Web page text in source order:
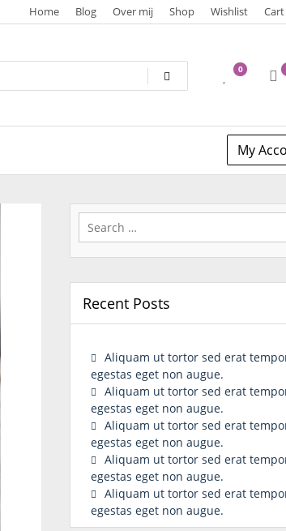
Home Blog Over mij Shop Wishlist Cart
0
My
Search
for:
Recent Posts
Aliquam ut tortor sed erat
egestas eget non augue.
Aliquam ut tortor sed erat
egestas eget non augue.
Aliquam ut tortor sed erat
egestas eget non augue.
Aliquam ut tortor sed erat
egestas eget non augue.
Aliquam ut tortor sed erat
egestas eget non augue.